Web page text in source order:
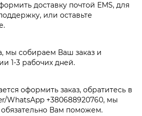
доставку почтой EMS, для
или оставьте
мы собираем Ваш заказ и
1-3 рабочих дней.
оформить заказ, обратитесь в
WhatsApp +380688920760, мы
Вам поможем.